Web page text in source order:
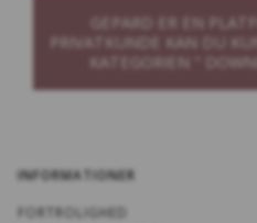
GEPARD ER EN
PRIVATKUNDE KAN DU
KATEGORIEN "
INFORMATIONER
FORTROLIGHED